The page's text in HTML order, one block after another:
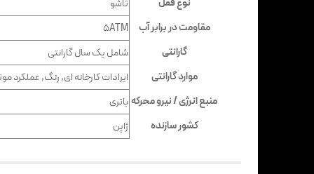
تاشو
مقاومت در برابر آب
5ATM
گارانتی
شامل یک سال گارانتی
موارد گارانتی
ایرادات کارخانه ای, رنگ, عملکرد
منبع انرژی / نیرو محرکهباتری
کشور سازنده
ژاپن